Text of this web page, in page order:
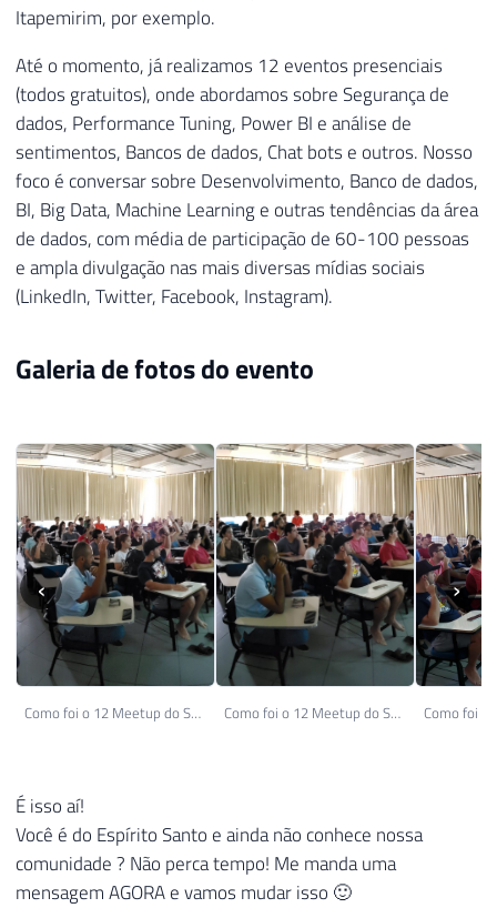
Itapemirim, por exemplo.
Até o momento, já realizamos 12 eventos presenciais
(todos gratuitos), onde abordamos sobre Segurança de
dados, Performance Tuning, Power BI e análise de
sentimentos, Bancos de dados, Chat bots e outros. Nosso
foco é conversar sobre Desenvolvimento, Banco de dados,
BI, Big Data, Machine Learning e outras tendências da área
de dados, com média de participação de 60-100 pessoas
e ampla divulgação nas mais diversas mídias sociais
(LinkedIn, Twitter, Facebook, Instagram).
Galeria de fotos do evento
‹
Como foi o 12 Meetup do SQL Server ES (1) Como foi o 12 Meetup do SQL Server ES (2)
›
É isso aí!
Você é do Espírito Santo e ainda não conhece nossa
comunidade ? Não perca tempo! Me manda uma
mensagem AGORA e vamos mudar isso 🙂